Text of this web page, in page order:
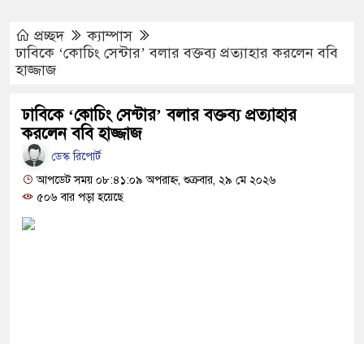
যায়, নাম্বার দেওয়া যায় না: শিক্ষামন্ত্রী
পরমাণু চুক্তি ছাড়াই যুদ্ধ শেষ করে নিজেদের বিজয়
ট্রাম্প
নিয়ে যা বললেন শিক্ষামন্ত্রী
মির্জা ফখরুল, মহাসচিব রুহুল কবির রিজভী
প্রচ্ছদ
ক্যাম্পাস
ঢাবিকে ‘কোচিং সেন্টার’ বলার বক্তব্য প্রত্যাহার করলেন ববি
হাজ্জাজ
ঢাবিকে ‘কোচিং সেন্টার’ বলার বক্তব্য প্রত্যাহার
করলেন ববি হাজ্জাজ
ডেস্ক রিপোর্ট
আপডেট সময় ০৮:৪১:০৯ অপরাহ্ন, শুক্রবার, ২৯ মে ২০২৬
৫০৬ বার পড়া হয়েছে